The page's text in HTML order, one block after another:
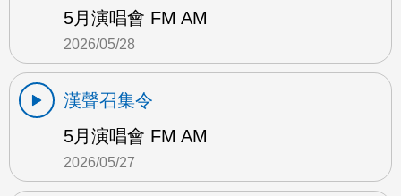
5月演唱會 FM AM
2026/05/28
漢聲召集令
5月演唱會 FM AM
2026/05/27